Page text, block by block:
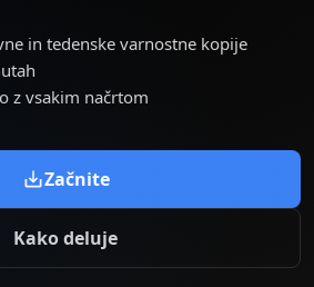
in tedenske varnostne kopije
z vsakim načrtom
Začnite
Kako deluje